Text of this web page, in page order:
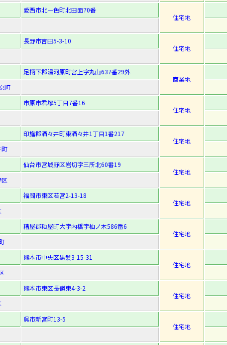
愛西市北一色町北田面70番
住宅地
長野市吉田5-3-10
住宅地
足柄下郡湯河原町宮上字丸山637番29外
商業地
町
市原市君塚5丁目7番16
住宅地
印旛郡酒々井町東酒々井1丁目1番217
住宅地
町
仙台市宮城野区岩切字三所北60番19
住宅地
福岡市東区若宮2-13-18
住宅地
糟屋郡粕屋町大字内橋字柚ノ木586番6
住宅地
熊本市中央区黒髪3-15-31
住宅地
熊本市東区長嶺東4-3-2
住宅地
呉市新宮町13-5
住宅地